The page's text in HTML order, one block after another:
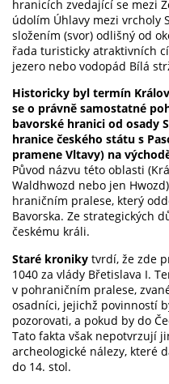
hranicích zvedající se mezi
údolím Úhlavy mezi vrcholy
složením (svor) odlišný od
řada turisticky atraktivních
jezero nebo vodopád Bílá
Historicky byl termín
se o právně samostatné
bavorské hranici od osady
hranice českého státu s
pramene Vltavy) na
Původ názvu této oblasti
Waldhwozd nebo jen
hraničním pralese, který
Bavorska. Ze strategických
českému králi.
Staré kroniky tvrdí, že zde
1040 za vlády Břetislava I.
v pohraničním pralese,
osadníci, jejichž povinností
pozorovati, a pokud by do
Tato fakta však nepotvrzují
archeologické nálezy, které
do 14. stol.